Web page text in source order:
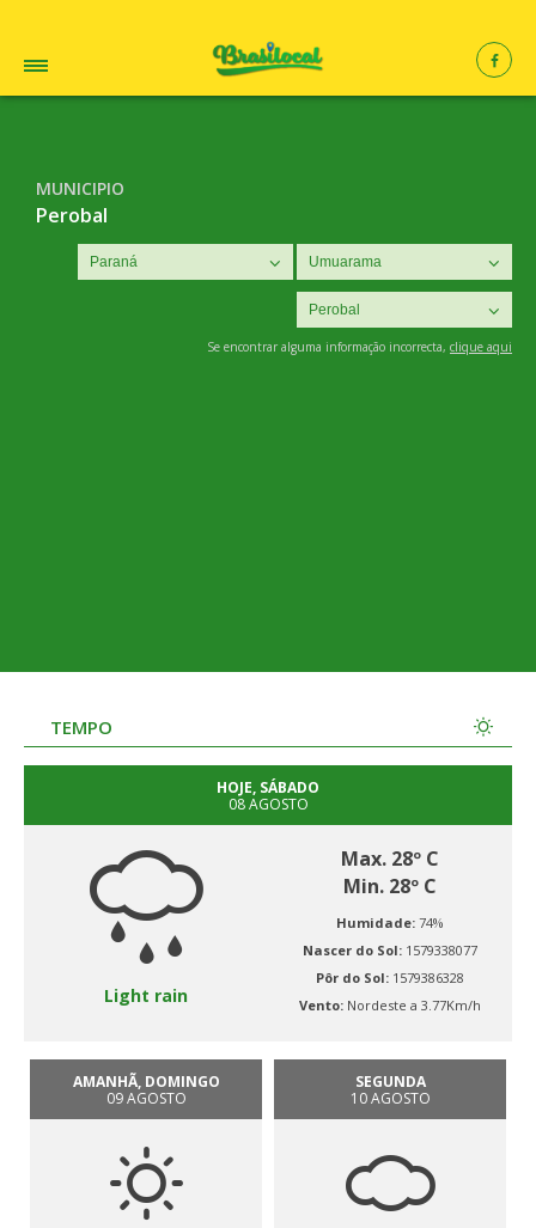
MUNICIPIO
Perobal
Se encontrar alguma informação incorrecta, clique aqui
TEMPO
HOJE, SÁBADO
08 AGOSTO
Light rain
Max. 28º C
Min. 28º C
Humidade: 74%
Nascer do Sol: 1579338077
Pôr do Sol: 1579386328
Vento: Nordeste a 3.77Km/h
AMANHÃ, DOMINGO
09 AGOSTO
SEGUNDA
10 AGOSTO